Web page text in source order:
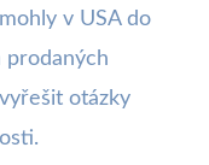
v USA do
prodaných
otázky